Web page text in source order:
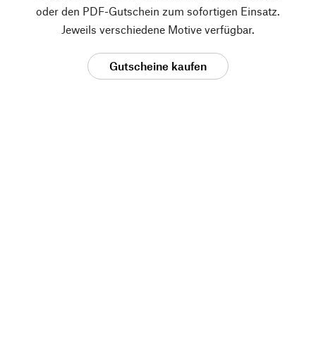
oder den PDF-Gutschein zum sofortigen Einsatz.
Jeweils verschiedene Motive verfügbar.
Gutscheine kaufen